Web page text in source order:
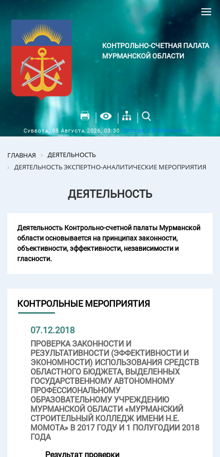
КОНТРОЛЬНО-СЧЕТНАЯ ПАЛАТА
МУРМАНСКОЙ ОБЛАСТИ
Суббота, 08 Августа 2026, 03:30 Погода в Мурманске
ГЛАВНАЯ
ДЕЯТЕЛЬНОСТЬ
ДЕЯТЕЛЬНОСТЬ ЭКСПЕРТНО-АНАЛИТИЧЕСКИЕ МЕРОПРИЯТИЯ
ДЕЯТЕЛЬНОСТЬ
Деятельность Контрольно-счетной палаты Мурманской
области основывается на принципах законности,
объективности, эффективности, независимости и
гласности.
КОНТРОЛЬНЫЕ МЕРОПРИЯТИЯ
07.12.2018
ПРОВЕРКА ЗАКОННОСТИ И
РЕЗУЛЬТАТИВНОСТИ (ЭФФЕКТИВНОСТИ И
ЭКОНОМНОСТИ) ИСПОЛЬЗОВАНИЯ СРЕДСТВ
ОБЛАСТНОГО БЮДЖЕТА, ВЫДЕЛЕННЫХ
ГОСУДАРСТВЕННОМУ АВТОНОМНОМУ
ПРОФЕССИОНАЛЬНОМУ
ОБРАЗОВАТЕЛЬНОМУ УЧРЕЖДЕНИЮ
МУРМАНСКОЙ ОБЛАСТИ «МУРМАНСКИЙ
СТРОИТЕЛЬНЫЙ КОЛЛЕДЖ ИМЕНИ Н.Е.
МОМОТА» В 2017 ГОДУ И 1 ПОЛУГОДИИ 2018
ГОДА
Результат проверки